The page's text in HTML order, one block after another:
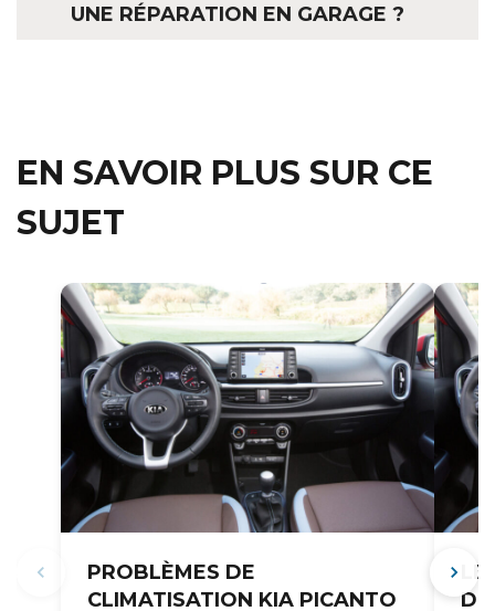
UNE RÉPARATION EN GARAGE ?
EN SAVOIR PLUS SUR CE
SUJET
PROBLÈMES DE
CLIMATISATION KIA PICANTO